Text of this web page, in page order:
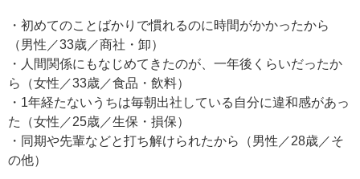
・初めてのことばかりで慣れるのに時間がかかったから
（男性／33歳／商社・卸）
・人間関係にもなじめてきたのが、一年後くらいだったか
ら（女性／33歳／食品・飲料）
・1年経たないうちは毎朝出社している自分に違和感があっ
た（女性／25歳／生保・損保）
・同期や先輩などと打ち解けられたから（男性／28歳／そ
の他）